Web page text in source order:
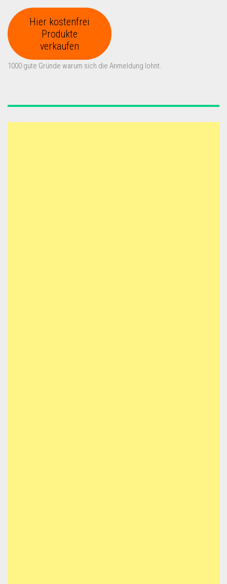
Hier kostenfrei
Produkte
verkaufen
1000 gute Gründe warum sich die Anmeldung lohnt.